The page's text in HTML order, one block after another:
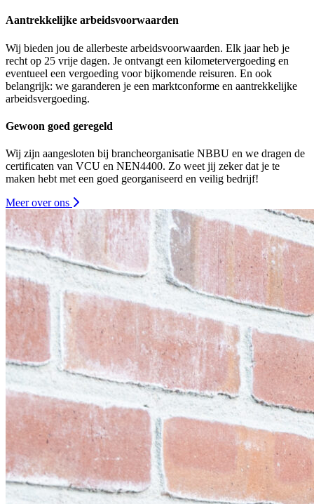
Aantrekkelijke arbeidsvoorwaarden
Wij bieden jou de allerbeste arbeidsvoorwaarden. Elk jaar heb je
recht op 25 vrije dagen. Je ontvangt een kilometervergoeding en
eventueel een vergoeding voor bijkomende reisuren. En ook
belangrijk: we garanderen je een marktconforme en aantrekkelijke
arbeidsvergoeding.
Gewoon goed geregeld
Wij zijn aangesloten bij brancheorganisatie NBBU en we dragen de
certificaten van VCU en NEN4400. Zo weet jij zeker dat je te
maken hebt met een goed georganiseerd en veilig bedrijf!
Meer over ons